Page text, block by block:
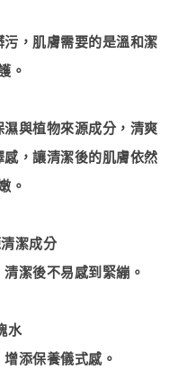
，肌膚需要的是溫和潔
。
與植物來源成分，清爽
，讓清潔後的肌膚依然
。
潔成分
潔後不易感到緊繃。
水
添保養儀式感。